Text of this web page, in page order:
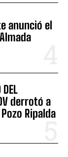
anunció el
derrotó a
Ripalda